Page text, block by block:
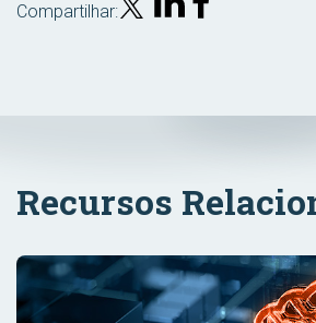
Compartilhar:
Recursos